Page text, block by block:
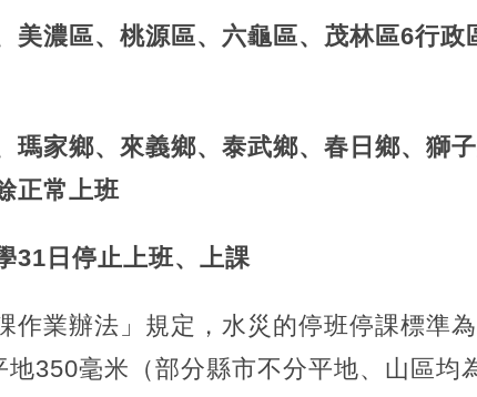
美濃區、桃源區、六龜區、茂林區6行政
瑪家鄉、來義鄉、泰武鄉、春日鄉、獅
正常上班
31日停止上班、上課
作業辦法」規定，水災的停班停課標準
350毫米（部分縣市不分平地、山區均